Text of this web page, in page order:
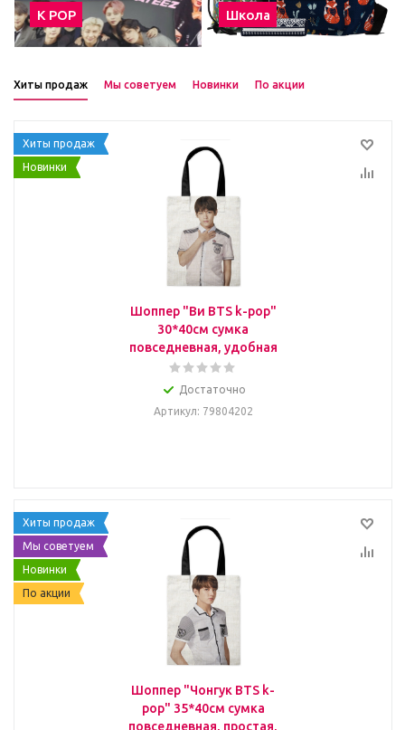
К POP Школа
Хиты продаж Мы советуем Новинки По акции
Хиты продаж
Новинки
Шоппер "Ви BTS k-pop"
30*40см сумка
повседневная, удобная
Достаточно
Артикул: 79804202
Хиты продаж
Мы советуем
Новинки
По акции
Шоппер "Чонгук BTS k-
pop" 35*40см сумка
повседневная, простая,